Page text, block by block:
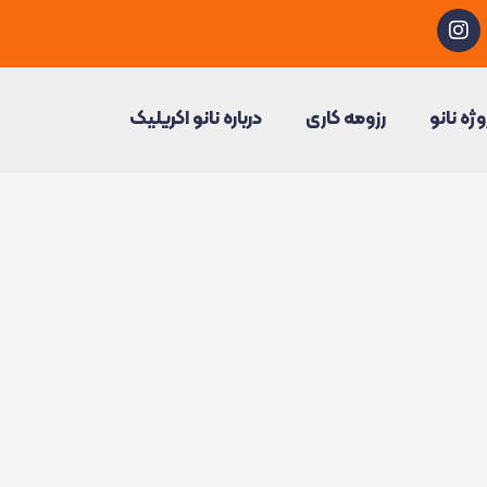
I
n
s
a
g
نانو رزومه کاری درباره نانو اکریلیک